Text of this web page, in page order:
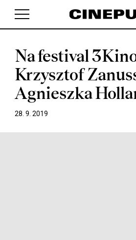
V košíku zatím
Na festival
Krzysztof
Agnieszka
28. 9. 2019